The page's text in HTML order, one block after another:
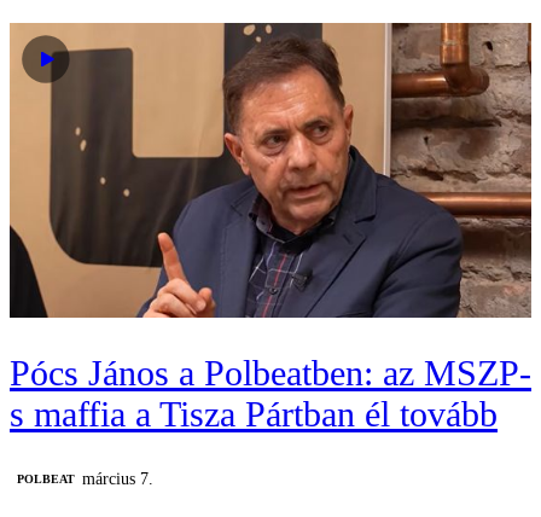
Pócs János a Polbeatben: az MSZP-
s maffia a Tisza Pártban él tovább
‎POLBEAT március 7.